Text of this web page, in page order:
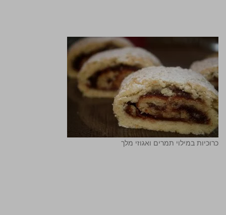
כרוכיות במילוי תמרים ואגוזי מלך